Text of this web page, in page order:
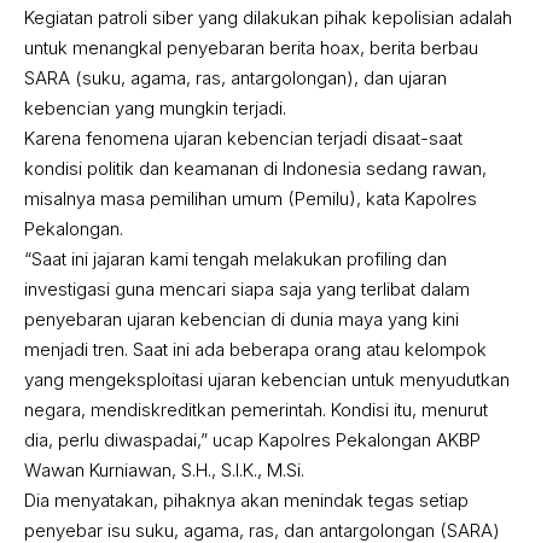
Kegiatan patroli siber yang dilakukan pihak kepolisian adalah
untuk menangkal penyebaran berita hoax, berita berbau
SARA (suku, agama, ras, antargolongan), dan ujaran
kebencian yang mungkin terjadi.
Karena fenomena ujaran kebencian terjadi disaat-saat
kondisi politik dan keamanan di Indonesia sedang rawan,
misalnya masa pemilihan umum (Pemilu), kata Kapolres
Pekalongan.
“Saat ini jajaran kami tengah melakukan profiling dan
investigasi guna mencari siapa saja yang terlibat dalam
penyebaran ujaran kebencian di dunia maya yang kini
menjadi tren. Saat ini ada beberapa orang atau kelompok
yang mengeksploitasi ujaran kebencian untuk menyudutkan
negara, mendiskreditkan pemerintah. Kondisi itu, menurut
dia, perlu diwaspadai,” ucap Kapolres Pekalongan AKBP
Wawan Kurniawan, S.H., S.I.K., M.Si.
Dia menyatakan, pihaknya akan menindak tegas setiap
penyebar isu suku, agama, ras, dan antargolongan (SARA)